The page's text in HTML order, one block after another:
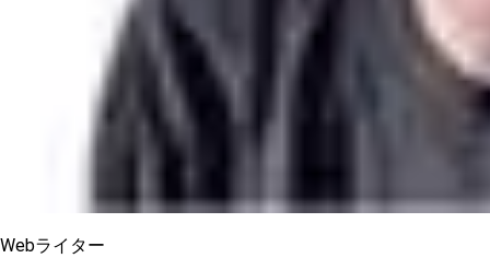
Webライター